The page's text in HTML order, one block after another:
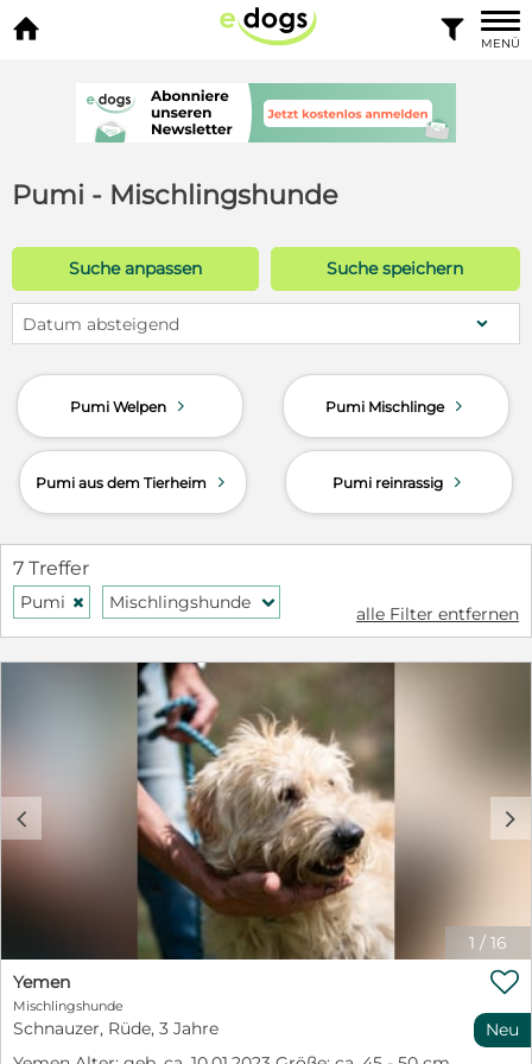
 
MENÜ
Pumi - Mischlingshunde
Suche anpassen Suche speichern
Datum absteigend
Pumi Welpen d Pumi Mischlinge d
Pumi aus dem Tierheim d Pumi reinrassig d
7 Treffer
Pumi H Mischlingshunde f
alle Filter entfernen
1 / 16
c d
Yemen
Mischlingshunde
Schnauzer, Rüde, 3 Jahre

Neu